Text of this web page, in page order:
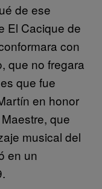
de ese
El Cacique de
con
que no fregara
que fue
en honor
que
musical del
en un